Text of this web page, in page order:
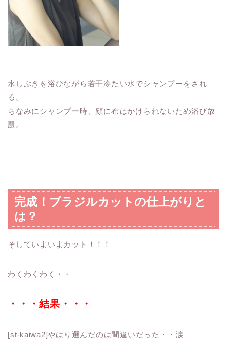
水しぶきを浴びながら若干冷たい水でシャンプーをされ
る。
ちなみにシャンプー時、顔に布はかけられないため浴び放
題。
完成！ブラジルカットの仕上がりと
は？
そしていよいよカット！！！
わくわくわく・・
・・・結果・・・
[st-kaiwa2]やはり選んだのは間違いだった・・涙